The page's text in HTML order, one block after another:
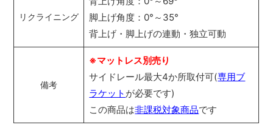
リクライニング
脚上げ角度：0°～35°
背上げ・脚上げの連動・独立可動
備考
※マットレス別売り
サイドレール最大4か所取付可(専用ブ
ラケット が必要です)
この商品は非課税対象商品です